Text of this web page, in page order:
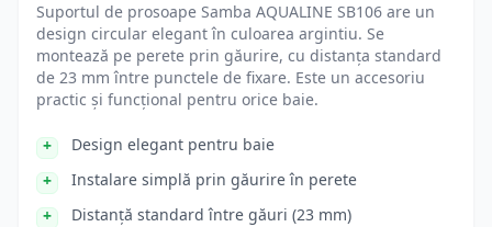
Suportul de prosoape Samba AQUALINE SB106 are un
design circular elegant în culoarea argintiu. Se
montează pe perete prin găurire, cu distanța standard
de 23 mm între punctele de fixare. Este un accesoriu
practic și funcțional pentru orice baie.
Design elegant pentru baie
Instalare simplă prin găurire în perete
Distanță standard între găuri (23 mm)